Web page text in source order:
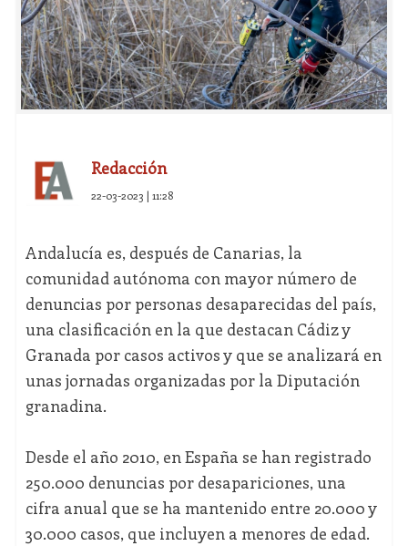
Redacción
22-03-2023 | 11:28
Andalucía es, después de Canarias, la
comunidad autónoma con mayor número de
denuncias por personas desaparecidas del país,
una clasificación en la que destacan Cádiz y
Granada por casos activos y que se analizará en
unas jornadas organizadas por la Diputación
granadina.
Desde el año 2010, en España se han registrado
250.000 denuncias por desapariciones, una
cifra anual que se ha mantenido entre 20.000 y
30.000 casos, que incluyen a menores de edad.